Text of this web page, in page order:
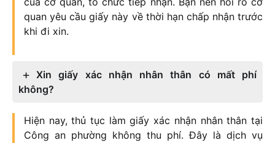
quan yêu cầu giấy này về thời hạn chấp nhận trước
khi đi xin.
Xin giấy xác nhận nhân thân có mất phí
không?
Hiện nay, thủ tục làm giấy xác nhận nhân thân tại
Công an phường không thu phí. Đây là dịch vụ